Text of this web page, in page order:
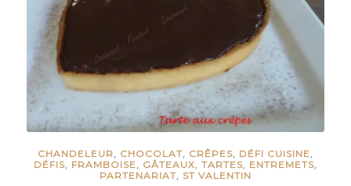
CHANDELEUR, CHOCOLAT, CRÊPES, DÉFI CUISINE,
DÉFIS, FRAMBOISE, GÂTEAUX, TARTES, ENTREMETS,
PARTENARIAT, ST VALENTIN